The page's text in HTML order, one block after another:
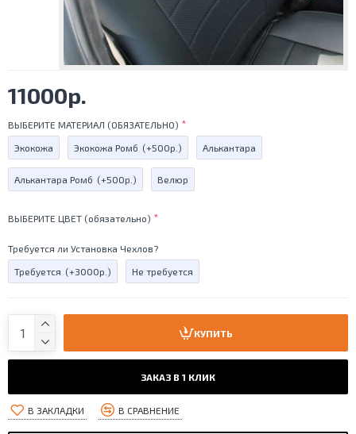
11000р.
ВЫБЕРИТЕ МАТЕРИАЛ (ОБЯЗАТЕЛЬНО)
Экокожа Экокожа Ромб (+500р.) Алькантара
Алькантара Ромб (+500р.) Велюр
ВЫБЕРИТЕ ЦВЕТ (обязательно)
Требуется ли Установка Чехлов?
Требуется (+3000р.) Не требуется
КУПИТЬ
ЗАКАЗ В 1 КЛИК
В ЗАКЛАДКИ В СРАВНЕНИЕ